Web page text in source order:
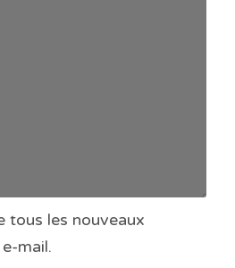
tous les nouveaux
mail.